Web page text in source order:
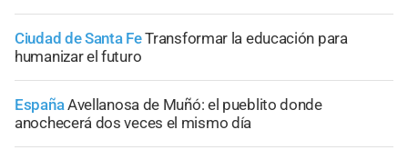
Ciudad de Santa FeTransformar la educación para
humanizar el futuro
EspañaAvellanosa de Muñó: el pueblito donde
anochecerá dos veces el mismo día